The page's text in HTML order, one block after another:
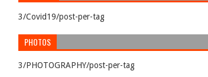
3/Covid19/post-per-tag
PHOTOS
3/PHOTOGRAPHY/post-per-tag